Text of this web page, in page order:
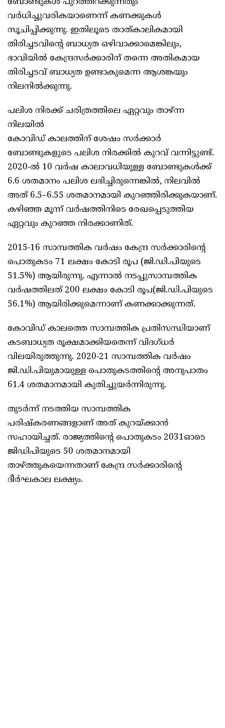
വര്‍ധിച്ചുവരികയാണെന്ന് കണക്കുകള്‍
സൂചിപ്പിക്കുന്നു. ഇതിലൂടെ താത്കാലികമായി
തിരിച്ചടവിന്റെ ബാധ്യത ഒഴിവാക്കാമെങ്കിലും,
ഭാവിയില്‍ കേന്ദ്രസര്‍ക്കാരിന് തന്നെ അതികമായ
തിരിച്ചടവ് ബാധ്യത ഉണ്ടാകുമെന്ന ആശങ്കയും
നിലനില്‍ക്കുന്നു.
പലിശ നിരക്ക് ചരിത്രത്തിലെ ഏറ്റവും താഴ്ന്ന
നിലയില്‍
കോവിഡ് കാലത്തിന് ശേഷം സര്‍ക്കാര്‍
ബോണ്ടുകളുടെ പലിശ നിരക്കില്‍ കുറവ് വന്നിട്ടുണ്ട്.
2020-ല്‍ 10 വര്‍ഷ കാലാവധിയുള്ള ബോണ്ടുകള്‍ക്ക്
6.6 ശതമാനം പലിശ ലഭിച്ചിരുന്നെങ്കില്‍, നിലവില്‍
അത് 6.5–6.55 ശതമാനമായി കുറഞ്ഞിരിക്കുകയാണ്.
കഴിഞ്ഞ മൂന്ന് വര്‍ഷത്തിനിടെ രേഖപ്പെടുത്തിയ
ഏറ്റവും കുറഞ്ഞ നിരക്കാണിത്.
2015-16 സാമ്പത്തിക വര്‍ഷം കേന്ദ്ര സര്‍ക്കാരിന്റെ
പൊതുകടം 71 ലക്ഷം കോടി രൂപ (ജി.ഡി.പിയുടെ
51.5%) ആയിരുന്നു. എന്നാല്‍ നടപ്പുസാമ്പത്തിക
വര്‍ഷത്തിലത് 200 ലക്ഷം കോടി രൂപ(ജി.ഡി.പിയുടെ
56.1%) ആയിരിക്കുമെന്നാണ് കണക്കാക്കുന്നത്.
കോവിഡ് കാലത്തെ സാമ്പത്തിക പ്രതിസന്ധിയാണ്
കടബാധ്യത രൂക്ഷമാക്കിയതെന്ന് വിദഗ്ധര്‍
വിലയിരുത്തുന്നു. 2020-21 സാമ്പത്തിക വര്‍ഷം
ജി.ഡി.പിയുമായുള്ള പൊതുകടത്തിന്റെ അനുപാതം
61.4 ശതമാനമായി കുതിച്ചുയര്‍ന്നിരുന്നു.
തുടര്‍ന്ന് നടത്തിയ സാമ്പത്തിക
പരിഷ്‌കരണങ്ങളാണ് അത് കുറയ്ക്കാന്‍
സഹായിച്ചത്. രാജ്യത്തിന്റെ പൊതുകടം 2031ഓടെ
ജിഡിപിയുടെ 50 ശതമാനമായി
താഴ്ത്തുകയെന്നതാണ് കേന്ദ്ര സര്‍ക്കാരിന്റെ
ദീര്‍ഘകാല ലക്ഷ്യം.